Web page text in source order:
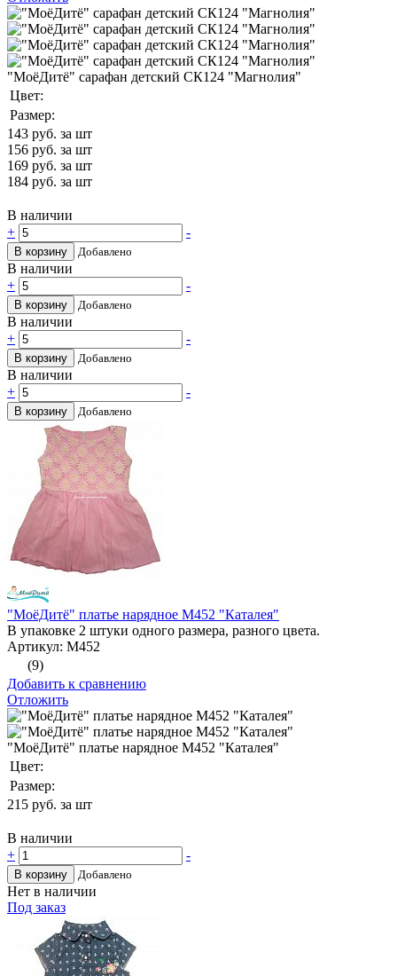
"МоёДитё" сарафан детский СК124 "Магнолия"
Цвет:
Размер:
143 руб. за шт
156 руб. за шт
169 руб. за шт
184 руб. за шт
В наличии
+
-
В корзину Добавлено
В наличии
+
-
В корзину Добавлено
В наличии
+
-
В корзину Добавлено
В наличии
+
-
В корзину Добавлено
"МоёДитё" платье нарядное М452 "Каталея"
В упаковке 2 штуки одного размера, разного цвета.
Артикул: М452
(9)
Добавить к сравнению
Отложить
"МоёДитё" платье нарядное М452 "Каталея"
Цвет:
Размер:
215 руб. за шт
В наличии
+
-
В корзину Добавлено
Нет в наличии
Под заказ